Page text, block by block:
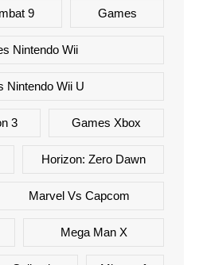
9 Games
Nintendo Wii
Nintendo Wii U
3 Games Xbox
Horizon: Zero Dawn
Marvel Vs Capcom
Mega Man X